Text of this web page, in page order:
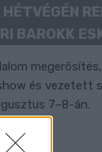
BAROKK
és vezetett
7–8-án.